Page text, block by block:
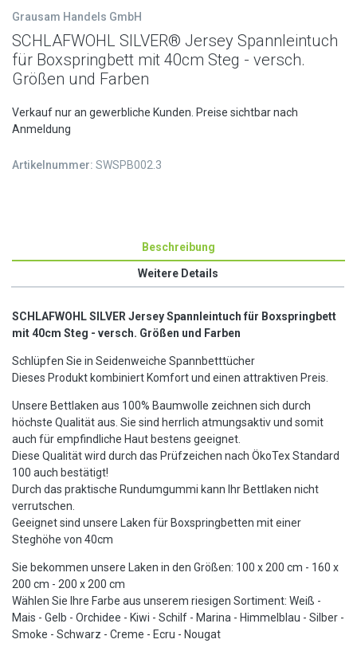
Grausam Handels GmbH
SCHLAFWOHL SILVER® Jersey Spannleintuch
für Boxspringbett mit 40cm Steg - versch.
Größen und Farben
Verkauf nur an gewerbliche Kunden. Preise sichtbar nach
Anmeldung
Artikelnummer: SWSPB002.3
Beschreibung
Weitere Details
SCHLAFWOHL SILVER Jersey Spannleintuch für Boxspringbett
mit 40cm Steg - versch. Größen und Farben
Schlüpfen Sie in Seidenweiche Spannbetttücher
Dieses Produkt kombiniert Komfort und einen attraktiven Preis.
Unsere Bettlaken aus 100% Baumwolle zeichnen sich durch
höchste Qualität aus. Sie sind herrlich atmungsaktiv und somit
auch für empfindliche Haut bestens geeignet.
Diese Qualität wird durch das Prüfzeichen nach ÖkoTex Standard
100 auch bestätigt!
Durch das praktische Rundumgummi kann Ihr Bettlaken nicht
verrutschen.
Geeignet sind unsere Laken für Boxspringbetten mit einer
Steghöhe von 40cm
Sie bekommen unsere Laken in den Größen: 100 x 200 cm - 160 x
200 cm - 200 x 200 cm
Wählen Sie Ihre Farbe aus unserem riesigen Sortiment: Weiß -
Mais - Gelb - Orchidee - Kiwi - Schilf - Marina - Himmelblau - Silber -
Smoke - Schwarz - Creme - Ecru - Nougat